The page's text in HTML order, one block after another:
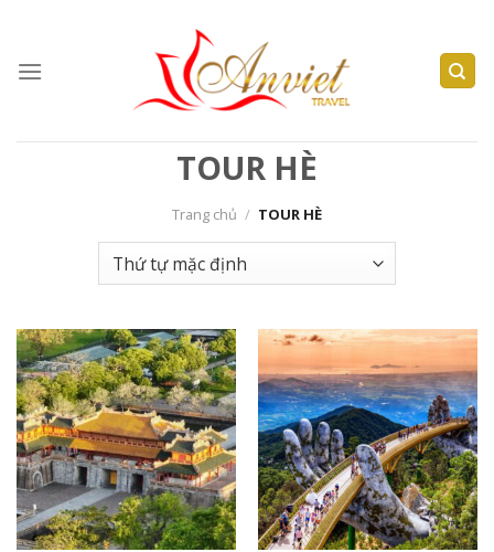
content
TOUR HÈ
Trang chủ / TOUR HÈ